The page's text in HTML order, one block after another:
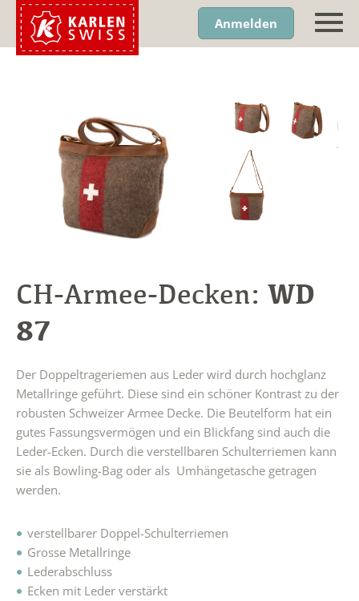
Anmelden
CH-Armee-Decken: WD
87
Der Doppeltrageriemen aus Leder wird durch hochglanz
Metallringe geführt. Diese sind ein schöner Kontrast zu der
robusten Schweizer Armee Decke. Die Beutelform hat ein
gutes Fassungsvermögen und ein Blickfang sind auch die
Leder-Ecken. Durch die verstellbaren Schulterriemen kann
sie als Bowling-Bag oder als Umhängetasche getragen
werden.
verstellbarer Doppel-Schulterriemen
Grosse Metallringe
Lederabschluss
Ecken mit Leder verstärkt